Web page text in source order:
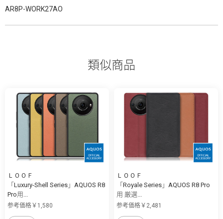
AR8P-WORK27AO
類似商品
ＬＯＯＦ
「Luxury-Shell Series」AQUOS R8
Pro用...
参考価格￥1,580
ＬＯＯＦ
「Royale Series」AQUOS R8 Pro
用 厳選...
参考価格￥2,481